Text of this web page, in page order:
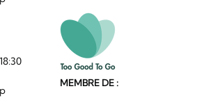
MEMBRE DE :